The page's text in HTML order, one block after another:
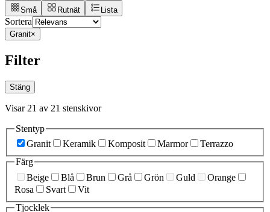
Små Rutnät Lista
Sortera
Granit×
Filter
Stäng
Visar 21 av 21 stenskivor
Stentyp
Granit
Keramik Komposit Marmor
Terrazzo
Färg
Beige
Blå Brun Grå Grön Guld
Orange
Rosa
Svart
Vit
Tjocklek